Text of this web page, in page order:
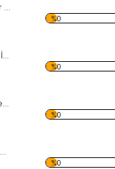
Geyşa ve Ördekler Forex Tablo
%0
Gökyüzüne Bakan İnsanlar Forex Tablo
%0
Kadın Savaşçı Forex Tablo
%0
Dalda Kargalar 2 Forex Tablo
%0